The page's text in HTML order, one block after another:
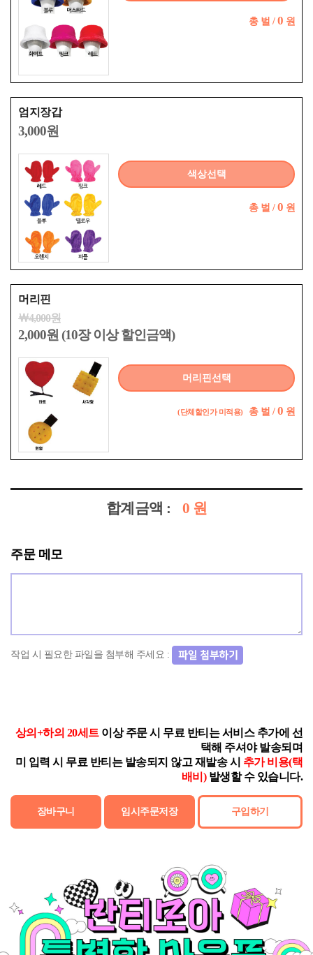
총 벌 / 0 원
엄지장갑
3,000원
색상선택
총 벌 / 0 원
머리핀
￦4,000원
2,000원 (10장 이상 할인금액)
머리핀선택
(단체할인가 미적용) 총 벌 / 0 원
합계금액 : 0 원
주문 메모
작업 시 필요한 파일을 첨부해 주세요 :
상의+하의 20세트이상 주문 시 무료 반티는 서비스 추가에 선
택해 주셔야 발송되며
미 입력 시 무료 반티는 발송되지 않고 재발송 시 추가 비용(택
배비)발생할 수 있습니다.
장바구니 임시주문저장 구입하기